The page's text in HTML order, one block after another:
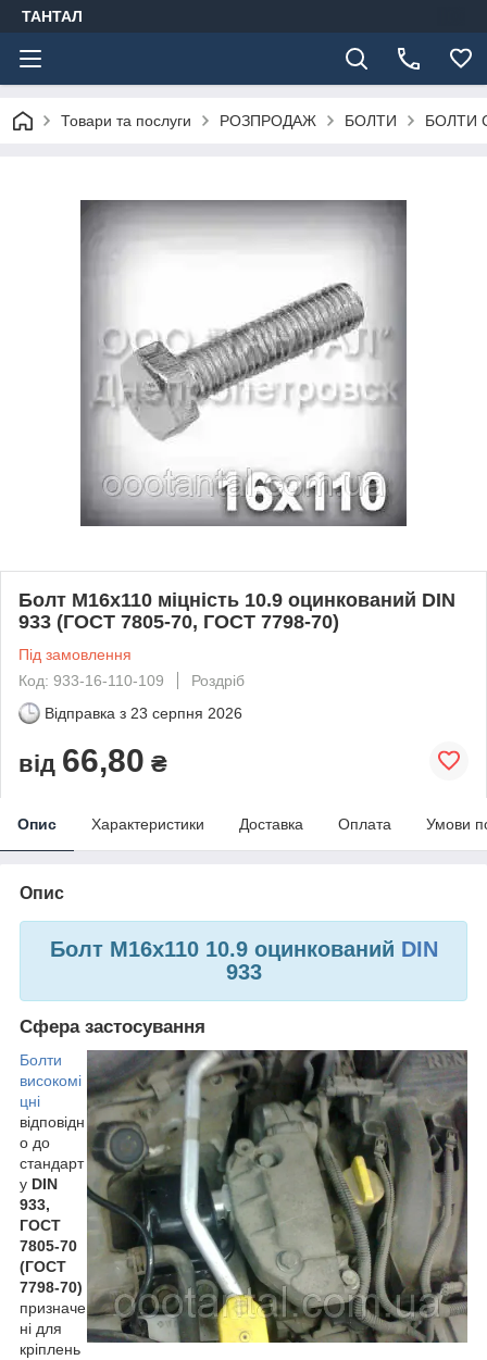
ТАНТАЛ
Товари та послуги РОЗПРОДАЖ БОЛТИ БОЛТИ
Болт М16х110 міцність 10.9 оцинкований DIN
933 (ГОСТ 7805-70, ГОСТ 7798-70)
Під замовлення
Код: 933-16-110-109
Роздріб
Відправка з 23 серпня 2026
від 66,80 ₴
Опис Характеристики Доставка Оплата Умови
Опис
Болт М16х110 10.9 оцинкований DIN
933
Сфера застосування
Болти
високомі
цні
відповідн
о до
стандарт
у DIN
933,
ГОСТ
7805-70
(ГОСТ
7798-70)
призначе
ні для
кріплень